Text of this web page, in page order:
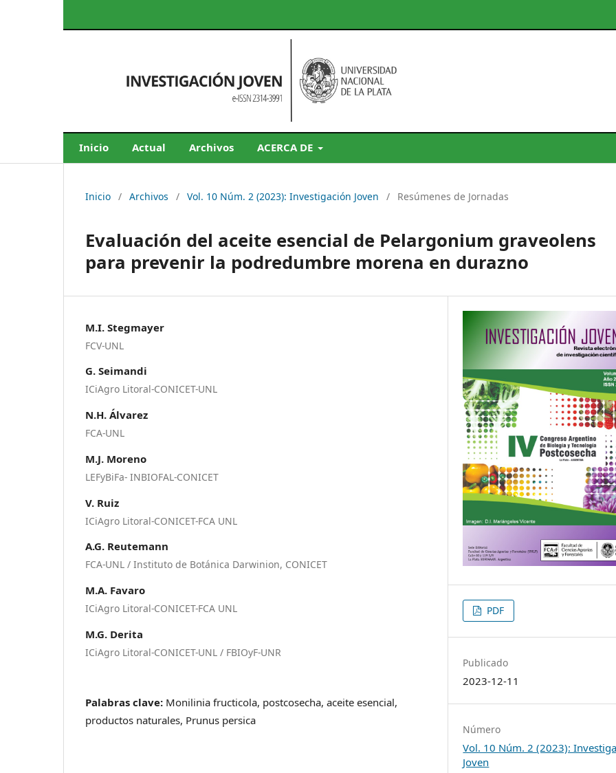
Inicio Actual Archivos ACERCA DE
Inicio / Archivos / Vol. 10 Núm. 2 (2023): Investigación Joven / Resúmenes de Jornadas
Evaluación del aceite esencial de Pelargonium graveolens
para prevenir la podredumbre morena en durazno
M.I. Stegmayer
FCV-UNL
G. Seimandi
ICiAgro Litoral-CONICET-UNL
N.H. Álvarez
FCA-UNL
M.J. Moreno
LEFyBiFa- INBIOFAL-CONICET
V. Ruiz
ICiAgro Litoral-CONICET-FCA UNL
A.G. Reutemann
FCA-UNL / Instituto de Botánica Darwinion, CONICET
M.A. Favaro
ICiAgro Litoral-CONICET-FCA UNL
M.G. Derita
ICiAgro Litoral-CONICET-UNL / FBIOyF-UNR
Palabras clave: Monilinia fructicola, postcosecha, aceite esencial,
productos naturales, Prunus persica
PDF
Publicado
2023-12-11
Número
Vol. 10 Núm. 2 (2023):
Joven